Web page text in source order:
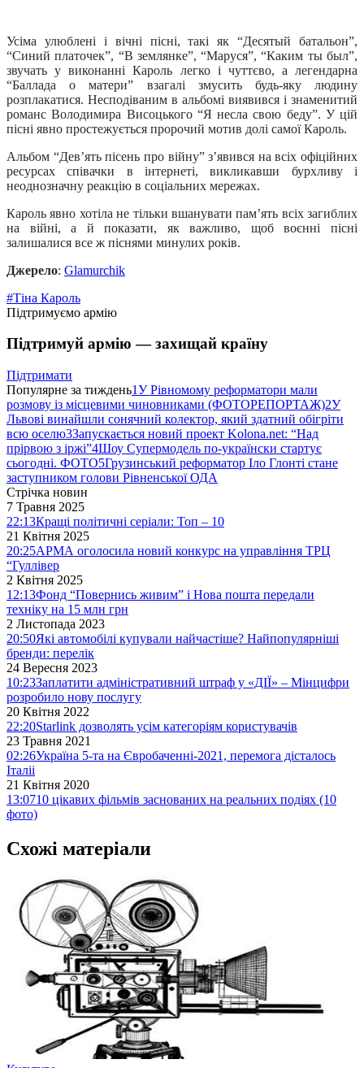
Усіма улюблені і вічні пісні, такі як “Десятый батальон”,
“Синий платочек”, “В землянке”, “Маруся”, “Каким ты был”,
звучать у виконанні Кароль легко і чуттєво, а легендарна
“Баллада о матери” взагалі змусить будь-яку людину
розплакатися. Несподіваним в альбомі виявився і знаменитий
романс Володимира Висоцького “Я несла свою беду”. У цій
пісні явно простежується пророчий мотив долі самої Кароль.
Альбом “Дев’ять пісень про війну” з’явився на всіх офіційних
ресурсах співачки в інтернеті, викликавши бурхливу і
неоднозначну реакцію в соціальних мережах.
Кароль явно хотіла не тільки вшанувати пам’ять всіх загиблих
на війні, а й показати, як важливо, щоб воєнні пісні
залишалися все ж піснями минулих років.
Джерело: Glamurchik
#Тіна Кароль
Підтримуємо армію
Підтримуй армію — захищай країну
Підтримати
Популярне за тиждень1У Рівномому реформатори мали
розмову із місцевими чиновниками (ФОТОРЕПОРТАЖ)2У
Львові винайшли сонячний колектор, який здатний обігріти
всю оселю3Запускається новий проект Kolona.net: “Над
прірвою з іржі”4Шоу Супермодель по-українски стартує
сьогодні. ФОТО5Грузинський реформатор Іло Глонті стане
заступником голови Рівненської ОДА
Стрічка новин
7 Травня 2025
22:13Кращі політичні серіали: Топ – 10
21 Квітня 2025
20:25АРМА оголосила новий конкурс на управління ТРЦ
“Гуллівер
2 Квітня 2025
12:13Фонд “Повернись живим” і Нова пошта передали
техніку на 15 млн грн
2 Листопада 2023
20:50Які автомобілі купували найчастіше? Найпопулярніші
бренди: перелік
24 Вересня 2023
10:23Заплатити адміністративний штраф у «ДІЇ» – Мінцифри
розробило нову послугу
20 Квітня 2022
22:20Starlink дозволять усім категоріям користувачів
23 Травня 2021
02:26Україна 5-та на Євробаченні-2021, перемога дісталось
Італіі
21 Квітня 2020
13:0710 цікавих фільмів заснованих на реальних подіях (10
фото)
Схожі матеріали